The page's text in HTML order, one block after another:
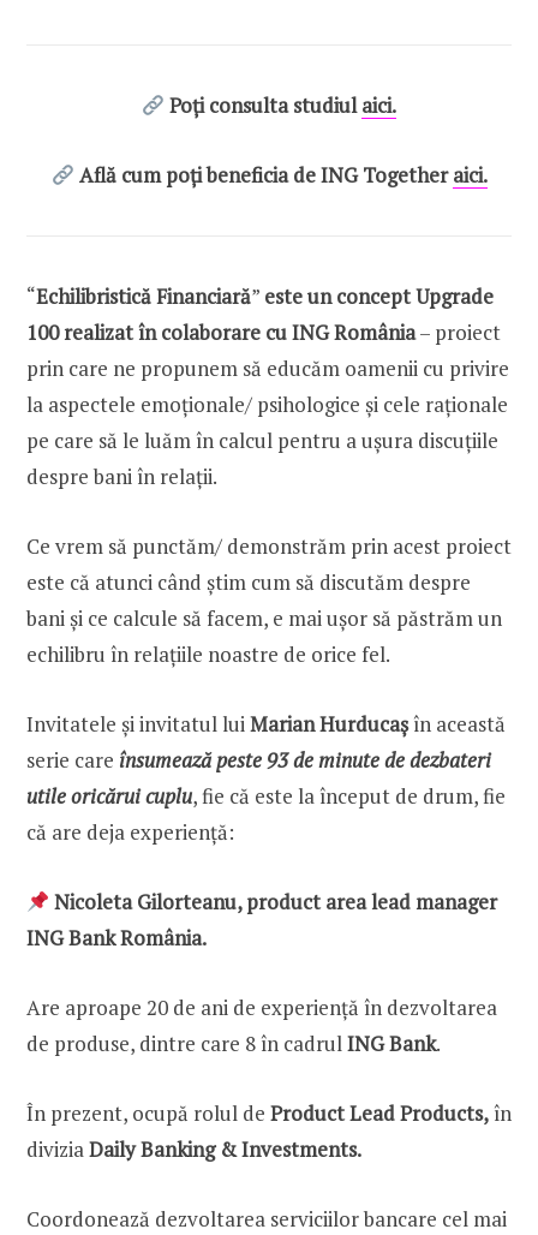
Poți consulta studiulaici.
Află cum poți beneficia de ING Togetheraici.
“Echilibristică Financiară” este un concept Upgrade
100 realizat în colaborare cu ING România– proiect
prin care ne propunem să educăm oamenii cu privire
la aspectele emoționale/ psihologice și cele raționale
pe care să le luăm în calcul pentru a ușura discuțiile
despre bani în relații.
Ce vrem să punctăm/ demonstrăm prin acest proiect
este că atunci când știm cum să discutăm despre
bani și ce calcule să facem, e mai ușor să păstrăm un
echilibru în relațiile noastre de orice fel.
Invitatele și invitatul luiMarian Hurducașîn această
serie care însumează peste 93 de minute de dezbateri
utile oricărui cuplu, fie că este la început de drum, fie
că are deja experiență:
Nicoleta Gilorteanu, product area lead manager
ING Bank România.
Are aproape 20 de ani de experiență în dezvoltarea
de produse, dintre care 8 în cadrulING Bank.
În prezent, ocupă rolul de Product Lead Products,în
diviziaDaily Banking & Investments.
Coordonează dezvoltarea serviciilor bancare cel mai